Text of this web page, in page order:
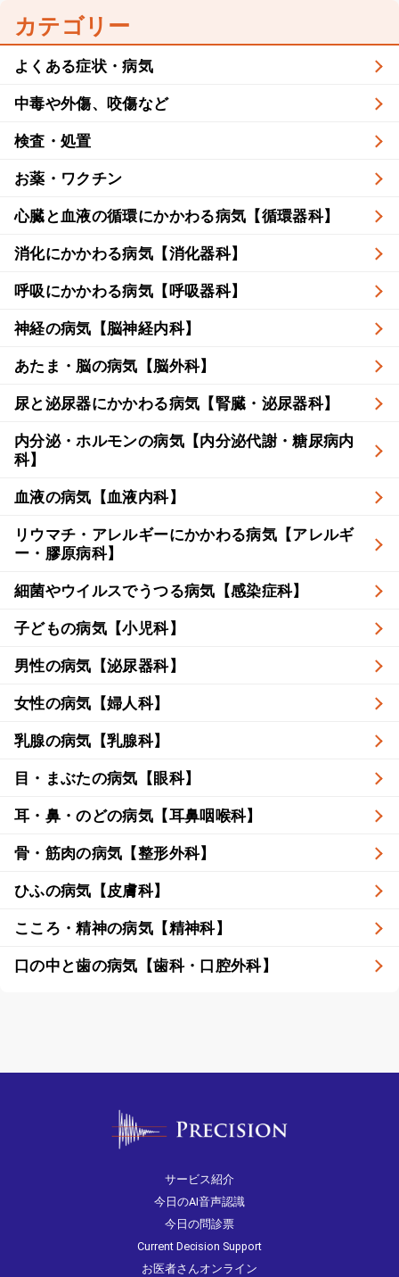
カテゴリー
よくある症状・病気
中毒や外傷、咬傷など
検査・処置
お薬・ワクチン
心臓と血液の循環にかかわる病気【循環器科】
消化にかかわる病気【消化器科】
呼吸にかかわる病気【呼吸器科】
神経の病気【脳神経内科】
あたま・脳の病気【脳外科】
尿と泌尿器にかかわる病気【腎臓・泌尿器科】
内分泌・ホルモンの病気【内分泌代謝・糖尿病内
科】
血液の病気【血液内科】
リウマチ・アレルギーにかかわる病気【アレルギ
ー・膠原病科】
細菌やウイルスでうつる病気【感染症科】
子どもの病気【小児科】
男性の病気【泌尿器科】
女性の病気【婦人科】
乳腺の病気【乳腺科】
目・まぶたの病気【眼科】
耳・鼻・のどの病気【耳鼻咽喉科】
骨・筋肉の病気【整形外科】
ひふの病気【皮膚科】
こころ・精神の病気【精神科】
口の中と歯の病気【歯科・口腔外科】
サービス紹介
今日のAI音声認識
今日の問診票
Current Decision Support
お医者さんオンライン